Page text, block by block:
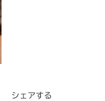
シェアする